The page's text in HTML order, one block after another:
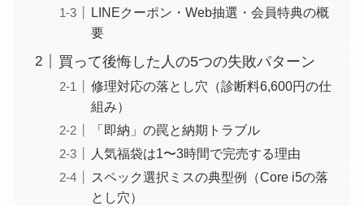
LINEクーポン・Web抽選・会員特典の概
要
買って後悔した人の5つの失敗パターン
修理対応の落とし穴（診断料6,600円の仕
組み）
「即納」の罠と納期トラブル
人気福袋は1〜3時間で完売する理由
スペック選択ミスの典型例（Core i5の落
とし穴）